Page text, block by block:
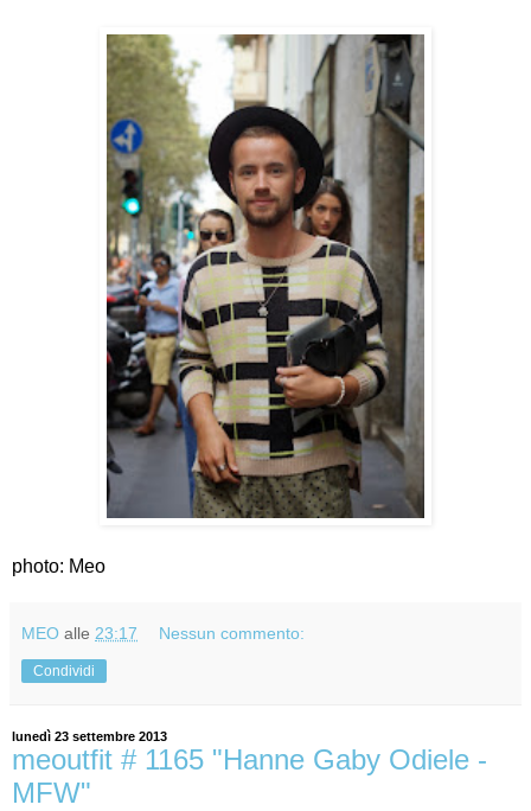
photo: Meo
MEO alle 23:17 Nessun commento:
Condividi
lunedì 23 settembre 2013
meoutfit # 1165 "Hanne Gaby Odiele -
MFW"